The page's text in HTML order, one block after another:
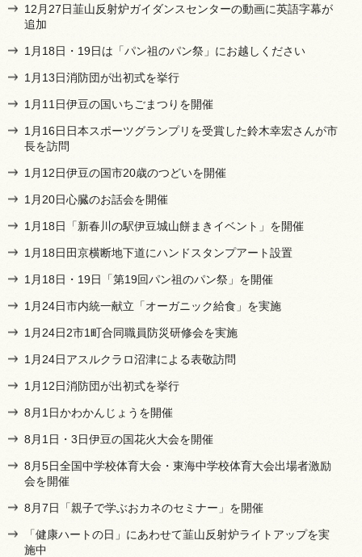
12月27日韮山反射炉ガイダンスセンターの動画に英語字幕が
追加
1月18日・19日は「パン祖のパン祭」にお越しください
1月13日消防団が出初式を挙行
1月11日伊豆の国いちごまつりを開催
1月16日日本スポーツグランプリを受賞した鈴木幸宏さんが市
長を訪問
1月12日伊豆の国市20歳のつどいを開催
1月20日心臓のお話会を開催
1月18日「新春川の駅伊豆城山餅まきイベント」を開催
1月18日田京横断地下道にハンドスタンプアート設置
1月18日・19日「第19回パン祖のパン祭」を開催
1月24日市内統一献立「オーガニック給食」を実施
1月24日2市1町合同職員防災研修会を実施
1月24日アスルクラロ沼津による表敬訪問
1月12日消防団が出初式を挙行
8月1日かわかんじょうを開催
8月1日・3日伊豆の国花火大会を開催
8月5日全国中学校体育大会・東海中学校体育大会出場者激励
会を開催
8月7日「親子で学ぶおカネのセミナー」を開催
「健康ハートの日」にあわせて韮山反射炉ライトアップを実
施中